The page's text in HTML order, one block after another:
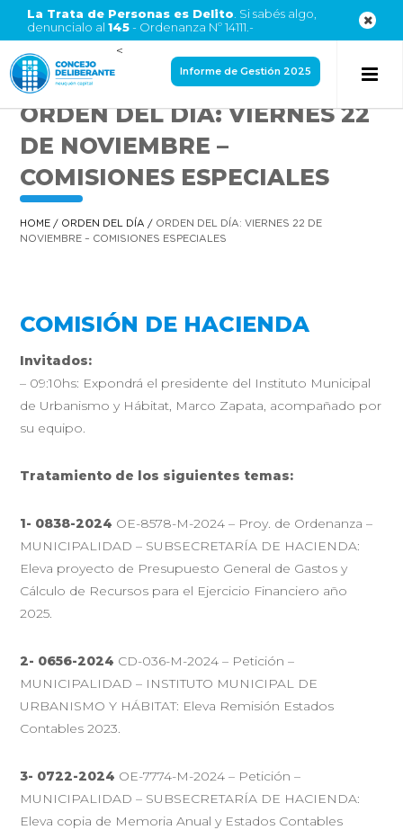
La Trata de Personas es Delito . Si sabés algo,
denuncialo al 145- Ordenanza Nº 14111.-
<
Informe de Gestión 2025
ORDEN DEL DÍA: VIERNES 22
DE NOVIEMBRE –
COMISIONES ESPECIALES
HOME / ORDEN DEL DÍA / ORDEN DEL DÍA: VIERNES 22 DE
NOVIEMBRE – COMISIONES ESPECIALES
COMISIÓN DE HACIENDA
Invitados:
– 09:10hs: Expondrá el presidente del Instituto Municipal
de Urbanismo y Hábitat, Marco Zapata, acompañado por
su equipo.
Tratamiento de los siguientes temas:
1- 0838-2024 OE-8578-M-2024 – Proy. de Ordenanza –
MUNICIPALIDAD – SUBSECRETARÍA DE HACIENDA:
Eleva proyecto de Presupuesto General de Gastos y
Cálculo de Recursos para el Ejercicio Financiero año
2025.
2- 0656-2024 CD-036-M-2024 – Petición –
MUNICIPALIDAD – INSTITUTO MUNICIPAL DE
URBANISMO Y HÁBITAT: Eleva Remisión Estados
Contables 2023.
3- 0722-2024 OE-7774-M-2024 – Petición –
MUNICIPALIDAD – SUBSECRETARÍA DE HACIENDA:
Eleva copia de Memoria Anual y Estados Contables